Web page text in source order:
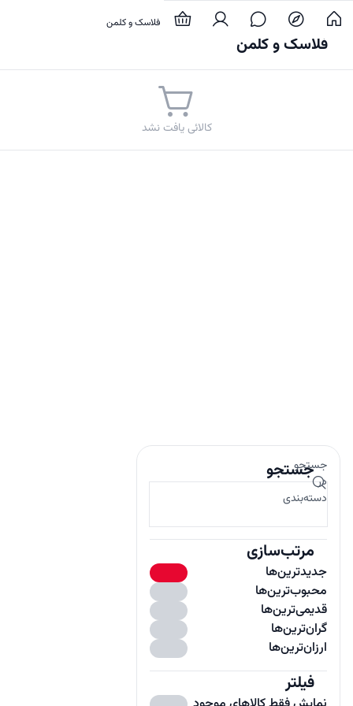
خانه و آشپزخانه لوازم آشپزخانه فلاسک و کلمن
فلاسک و کلمن
کالائی یافت نشد
جستجو
جستجو
در
دسته‌بندی
مرتب‌سازی
جدیدترین‌ها
محبوب‌ترین‌ها
قدیمی‌ترین‌ها
گران‌ترین‌ها
ارزان‌ترین‌ها
فیلتر